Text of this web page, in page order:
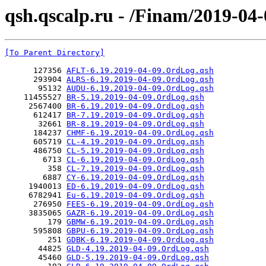
qsh.qscalp.ru - /Finam/2019-
[To Parent Directory]
      127356
AFLT-6.19.2019-04-09.OrdLog.qsh
      293904
ALRS-6.19.2019-04-09.OrdLog.qsh
       95132
AUDU-6.19.2019-04-09.OrdLog.qsh
    11455527
BR-5.19.2019-04-09.OrdLog.qsh
     2567400
BR-6.19.2019-04-09.OrdLog.qsh
      612417
BR-7.19.2019-04-09.OrdLog.qsh
       32661
BR-8.19.2019-04-09.OrdLog.qsh
      184237
CHMF-6.19.2019-04-09.OrdLog.qsh
      605719
CL-4.19.2019-04-09.OrdLog.qsh
      486750
CL-5.19.2019-04-09.OrdLog.qsh
        6713
CL-6.19.2019-04-09.OrdLog.qsh
         358
CL-7.19.2019-04-09.OrdLog.qsh
        6887
CY-6.19.2019-04-09.OrdLog.qsh
     1940013
ED-6.19.2019-04-09.OrdLog.qsh
     6782941
Eu-6.19.2019-04-09.OrdLog.qsh
      276950
FEES-6.19.2019-04-09.OrdLog.qsh
     3835065
GAZR-6.19.2019-04-09.OrdLog.qsh
         179
GBMW-6.19.2019-04-09.OrdLog.qsh
      595808
GBPU-6.19.2019-04-09.OrdLog.qsh
         251
GDBK-6.19.2019-04-09.OrdLog.qsh
       44825
GLD-4.19.2019-04-09.OrdLog.qsh
       45460
GLD-5.19.2019-04-09.OrdLog.qsh